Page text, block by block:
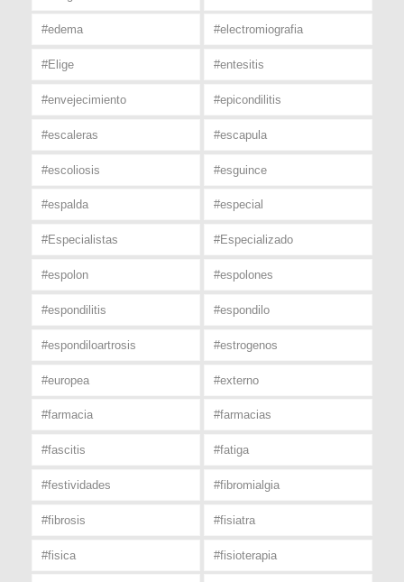
#edema #electromiografia
#Elige #entesitis
#envejecimiento #epicondilitis
#escaleras #escapula
#escoliosis #esguince
#espalda #especial
#Especialistas #Especializado
#espolon #espolones
#espondilitis #espondilo
#espondiloartrosis #estrogenos
#europea #externo
#farmacia #farmacias
#fascitis #fatiga
#festividades #fibromialgia
#fibrosis #fisiatra
#fisica #fisioterapia